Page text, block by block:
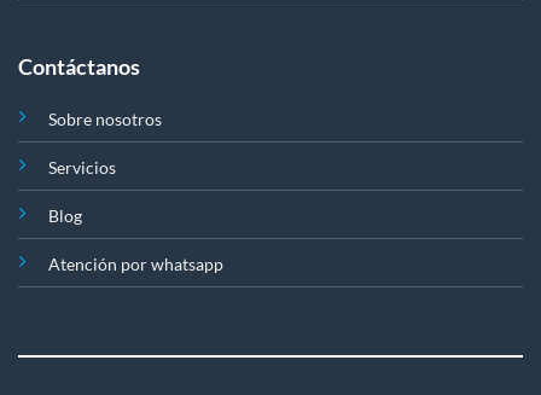
Contáctanos
Sobre nosotros
Servicios
Blog
Atención por whatsapp